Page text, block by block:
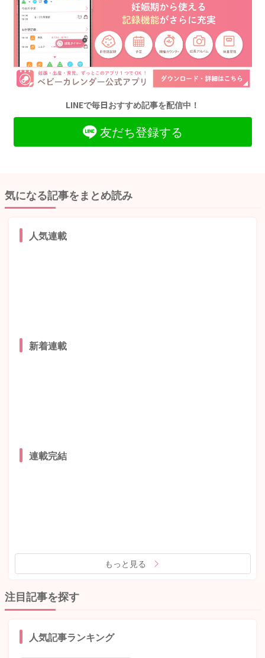
LINEで毎日おすすめ記事を配信中！
友だち登録する
気になる記事をまとめ読み
人気連載
新着連載
連載完結
もっと見る
注目記事を探す
人気記事ランキング